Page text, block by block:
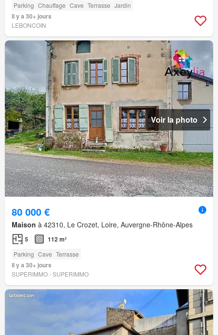
Parking Chauffage Cave Terrasse Jardin
Il y a 30+ jours
LEBONCOIN
Voir la photo
80 000 €
Maison à 42310, Le Crozet, Loire, Auvergne-Rhône-Alpes
5 112 m²
Parking Cave Terrasse
Il y a 30+ jours
SUPERIMMO - SUPERIMMO